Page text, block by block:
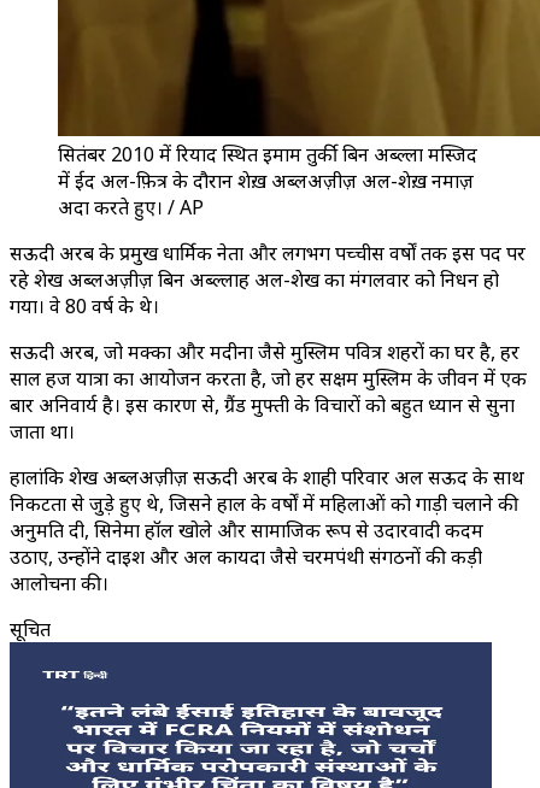
सितंबर 2010 में रियाद स्थित इमाम तुर्की बिन अब्दुल्ला मस्जिद
में ईद अल-फ़ित्र के दौरान शेख़ अब्दुलअज़ीज़ अल-शेख़ नमाज़
अदा करते हुए। / AP
सऊदी अरब के प्रमुख धार्मिक नेता और लगभग पच्चीस वर्षों तक इस पद पर
रहे शेख अब्दुलअज़ीज़ बिन अब्दुल्लाह अल-शेख का मंगलवार को निधन हो
गया। वे 80 वर्ष के थे।
सऊदी अरब, जो मक्का और मदीना जैसे मुस्लिम पवित्र शहरों का घर है, हर
साल हज यात्रा का आयोजन करता है, जो हर सक्षम मुस्लिम के जीवन में एक
बार अनिवार्य है। इस कारण से, ग्रैंड मुफ्ती के विचारों को बहुत ध्यान से सुना
जाता था।
हालांकि शेख अब्दुलअज़ीज़ सऊदी अरब के शाही परिवार अल सऊद के साथ
निकटता से जुड़े हुए थे, जिसने हाल के वर्षों में महिलाओं को गाड़ी चलाने की
अनुमति दी, सिनेमा हॉल खोले और सामाजिक रूप से उदारवादी कदम
उठाए, उन्होंने दाइश और अल कायदा जैसे चरमपंथी संगठनों की कड़ी
आलोचना की।
सूचित